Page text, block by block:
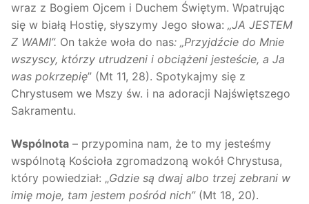
wraz z Bogiem Ojcem i Duchem Świętym. Wpatrując
się w białą Hostię, słyszymy Jego słowa: „JA JESTEM
Z WAMI”. On także woła do nas: „Przyjdźcie do Mnie
wszyscy, którzy utrudzeni i obciążeni jesteście, a Ja
was pokrzepię” (Mt 11, 28). Spotykajmy się z
Chrystusem we Mszy św. i na adoracji Najświętszego
Sakramentu.
Wspólnota – przypomina nam, że to my jesteśmy
wspólnotą Kościoła zgromadzoną wokół Chrystusa,
który powiedział: „Gdzie są dwaj albo trzej zebrani w
imię moje, tam jestem pośród nich”(Mt 18, 20).